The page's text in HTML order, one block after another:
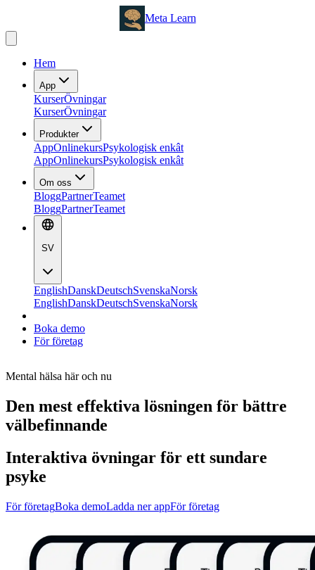
Meta Learn
Hem
App
KurserÖvningar
KurserÖvningar
Produkter
AppOnlinekursPsykologisk enkât
AppOnlinekursPsykologisk enkât
Om oss
BloggPartnerTeamet
BloggPartnerTeamet
SV
EnglishDanskDeutschSvenskaNorsk
EnglishDanskDeutschSvenskaNorsk
Boka demo
För företag
Mental hälsa här och nu
Den mest effektiva lösningen för bättre
välbefinnande
Interaktiva övningar för ett sundare
psyke
För företagBoka demoLadda ner appFör företag